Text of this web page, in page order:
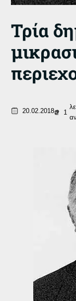
Τρία
20.02.2018 1